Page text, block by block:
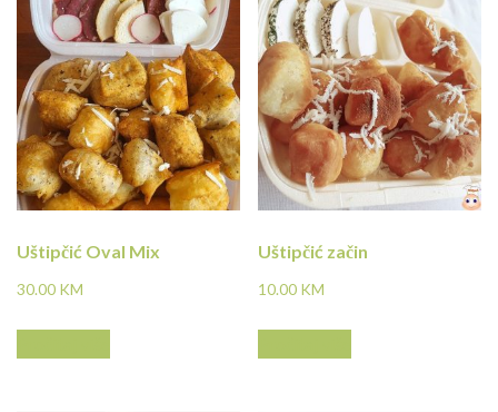
Uštipčić Oval Mix
30.00 KM
Uštipčić začin
10.00 KM